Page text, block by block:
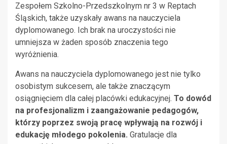
Zespołem Szkolno-Przedszkolnym nr 3 w Reptach
Śląskich, także uzyskały awans na nauczyciela
dyplomowanego. Ich brak na uroczystości nie
umniejsza w żaden sposób znaczenia tego
wyróżnienia.
Awans na nauczyciela dyplomowanego jest nie tylko
osobistym sukcesem, ale także znaczącym
osiągnięciem dla całej placówki edukacyjnej. To dowód
na profesjonalizm i zaangażowanie pedagogów,
którzy poprzez swoją pracę wpływają na rozwój i
edukację młodego pokolenia. Gratulacje dla